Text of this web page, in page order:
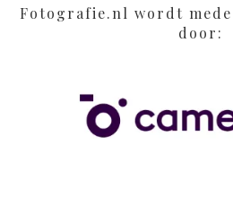
Fotografie.nl wordt
door: